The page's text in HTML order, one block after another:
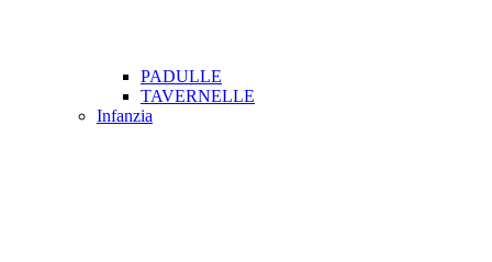
PADULLE
TAVERNELLE
Infanzia